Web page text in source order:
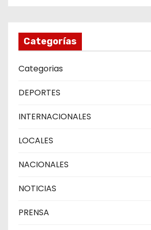
Categorías
Categorias
DEPORTES
INTERNACIONALES
LOCALES
NACIONALES
NOTICIAS
PRENSA